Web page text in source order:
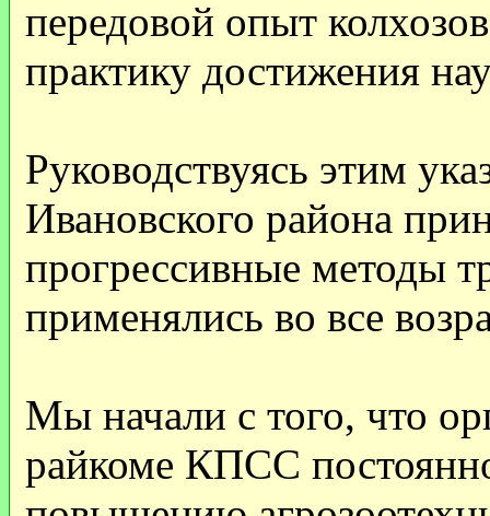
передовой опыт
практику достижения
Руководствуясь этим
Ивановского района
прогрессивные методы
применялись во все
Мы начали с того, что
райкоме КПСС